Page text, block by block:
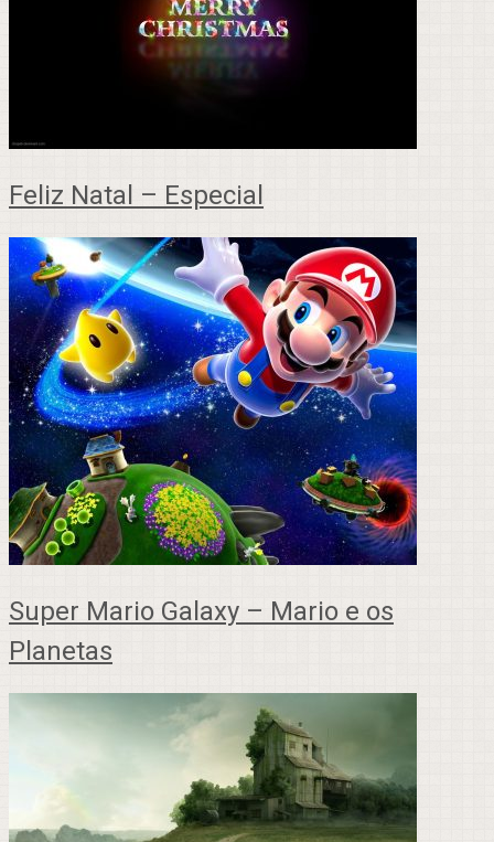
Feliz Natal – Especial
Super Mario Galaxy – Mario e os
Planetas